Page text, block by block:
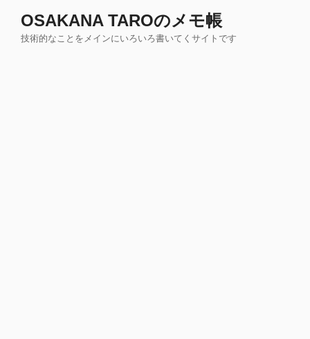
OSAKANA TAROのメモ帳
技術的なことをメインにいろいろ書いてくサイトです